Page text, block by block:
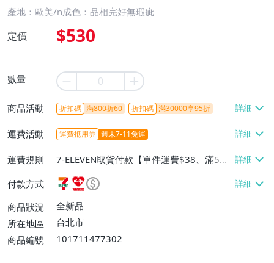
產地：歐美/n成色：品相完好無瑕疵
定價 $530
數量
商品活動 折扣碼 滿800折60 折扣碼 滿30000享95折
運費活動 運費抵用券 週末7-11免運
運費規則
7-ELEVEN取貨付款【單件運費$38、滿5件
或消費滿$1298免運費】、7-ELEVEN取貨
不付款【免運費】、萊爾富取貨付款【單件
運費$60、滿5件或消費滿$1298免運
費】、宅配/貨運【單件運費$120、滿5件
付款方式
商品狀況
全新品
所在地區
台北市
商品編號
101711477302